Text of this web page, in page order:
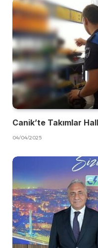
Canik’te Takımlar
04/04/2025